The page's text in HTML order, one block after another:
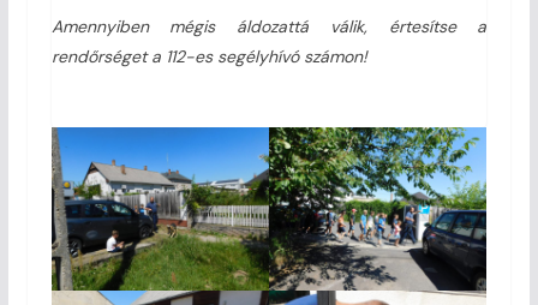
Amennyiben mégis áldozattá válik, értesítse a
rendőrséget a 112-es segélyhívó számon!